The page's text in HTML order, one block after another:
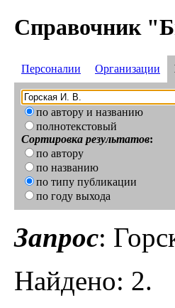
Справочник
Персоналии Организации
по автору и названию
полнотекстовый
Сортировка результатов:
по автору
по названию
по типу публикации
по году выхода
Запрос:
Найдено: 2.